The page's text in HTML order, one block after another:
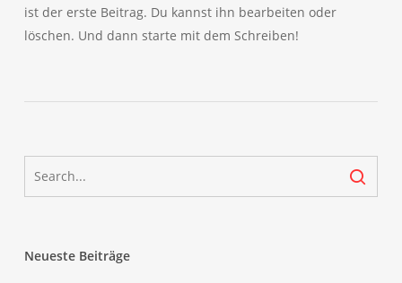
ist der erste Beitrag. Du kannst ihn bearbeiten oder
löschen. Und dann starte mit dem Schreiben!
Neueste Beiträge